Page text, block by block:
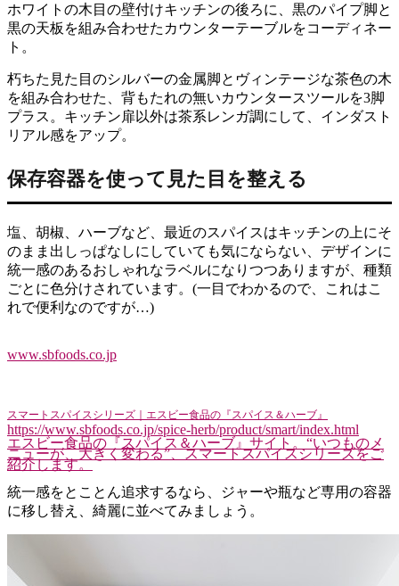
ホワイトの木目の壁付けキッチンの後ろに、黒のパイプ脚と
黒の天板を組み合わせたカウンターテーブルをコーディネー
ト。
朽ちた見た目のシルバーの金属脚とヴィンテージな茶色の木
を組み合わせた、背もたれの無いカウンタースツールを3脚
プラス。キッチン扉以外は茶系レンガ調にして、インダスト
リアル感をアップ。
保存容器を使って見た目を整える
塩、胡椒、ハーブなど、最近のスパイスはキッチンの上にそ
のまま出しっぱなしにしていても気にならない、デザインに
統一感のあるおしゃれなラベルになりつつありますが、種類
ごとに色分けされています。(一目でわかるので、これはこ
れで便利なのですが…)
www.sbfoods.co.jp
スマートスパイスシリーズ｜エスビー食品の『スパイス＆ハーブ』
https://www.sbfoods.co.jp/spice-herb/product/smart/index.html
エスビー食品の『スパイス＆ハーブ』サイト。“いつものメ
ニューが、大きく変わる”、スマートスパイスシリーズをご
紹介します。
統一感をとことん追求するなら、ジャーや瓶など専用の容器
に移し替え、綺麗に並べてみましょう。